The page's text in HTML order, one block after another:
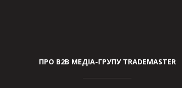
ПРО В2В МЕДІА-ГРУПУ TRADEMASTER